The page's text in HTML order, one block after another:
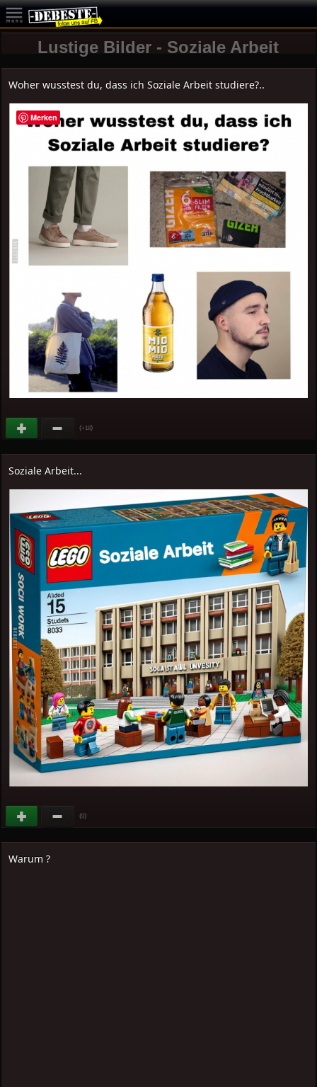
Lustige Bilder - Soziale Arbeit
Woher wusstest du, dass ich Soziale Arbeit studiere?..
(+18)
Soziale Arbeit...
(0)
Warum ?
Merken